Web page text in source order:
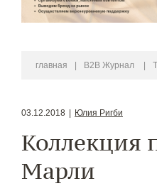
главная B2B Журнал
03.12.2018 Юлия Ригби
Коллекция
Марли